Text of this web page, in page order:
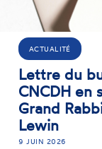
ACTUALITÉ
20 ans de
Handicap :
appelle la
changer de